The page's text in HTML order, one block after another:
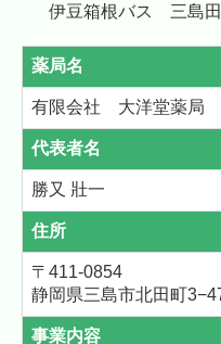
伊豆箱根バス 三島
薬局名
有限会社 大洋堂薬局
代表者名
勝又 壯一
住所
〒 411-0854
静岡県三島市北田町
事業内容